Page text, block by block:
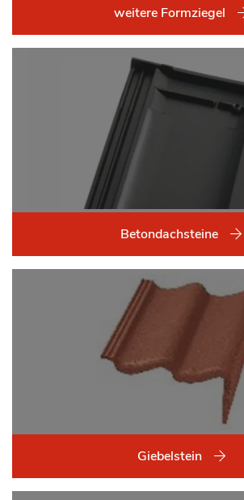
weitere Formziegel
Betondachsteine
Giebelstein